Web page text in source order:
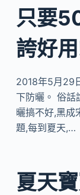
只要
誇好
2018年5月29
下防曬。 俗話
曬搞不好,黑成
題,每到夏天,…
夏天